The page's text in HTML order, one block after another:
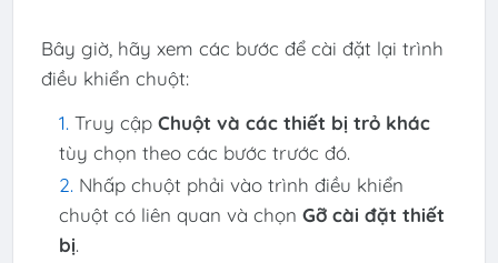
Bây giờ, hãy xem các bước để cài đặt lại trình
điều khiển chuột:
Truy cập Chuột và các thiết bị trỏ khác
tùy chọn theo các bước trước đó.
Nhấp chuột phải vào trình điều khiển
chuột có liên quan và chọn Gỡ cài đặt thiết
bị.